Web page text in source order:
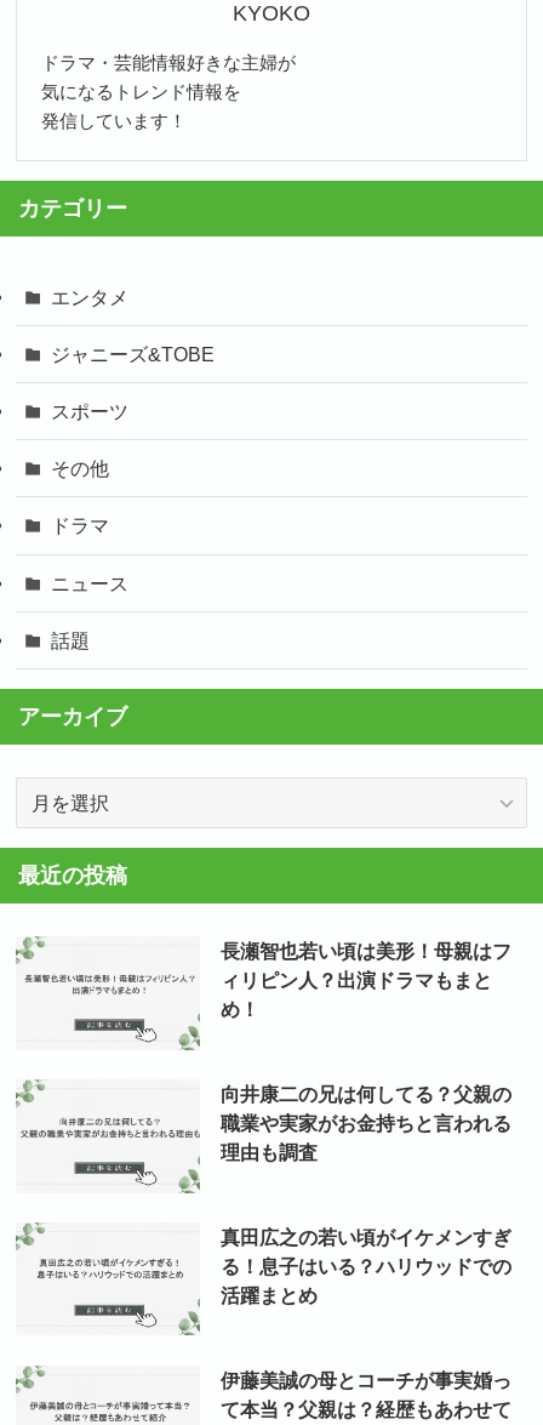
KYOKO
ドラマ・芸能情報好きな主婦が
気になるトレンド情報を
発信しています！
カテゴリー
エンタメ
ジャニーズ&TOBE
スポーツ
その他
ドラマ
ニュース
話題
アーカイブ
カ
イ
最近の投稿
長瀬智也若い頃は美形！母親はフ
ィリピン人？出演ドラマもまと
め！
向井康二の兄は何してる？父親の
職業や実家がお金持ちと言われる
理由も調査
真田広之の若い頃がイケメンすぎ
る！息子はいる？ハリウッドでの
活躍まとめ
伊藤美誠の母とコーチが事実婚っ
て本当？父親は？経歴もあわせて